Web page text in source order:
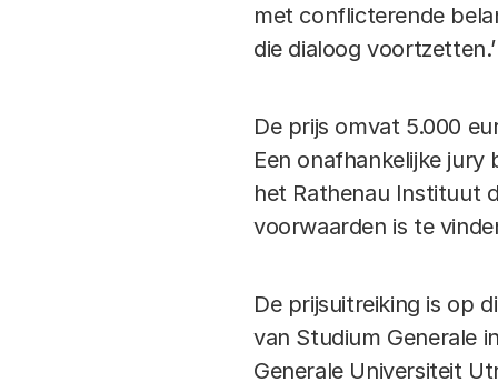
met conflicterende
die dialoog voortzetten.’
De prijs omvat 5.000
Een onafhankelijke
het Rathenau Instituut
voorwaarden is te
De prijsuitreiking is op
van Studium Generale
Generale Universiteit